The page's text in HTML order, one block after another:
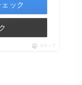
ック
ポチップ